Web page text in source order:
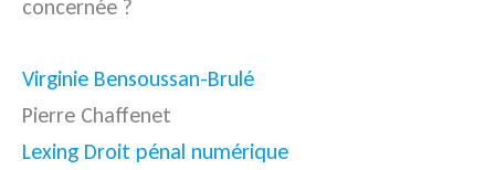
concernée ?
Virginie Bensoussan-Brulé
Pierre Chaffenet
Lexing Droit pénal numérique